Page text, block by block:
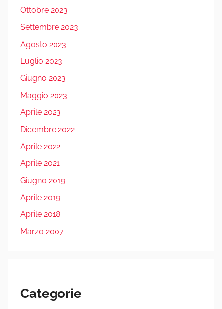
Ottobre 2023
Settembre 2023
Agosto 2023
Luglio 2023
Giugno 2023
Maggio 2023
Aprile 2023
Dicembre 2022
Aprile 2022
Aprile 2021
Giugno 2019
Aprile 2019
Aprile 2018
Marzo 2007
Categorie